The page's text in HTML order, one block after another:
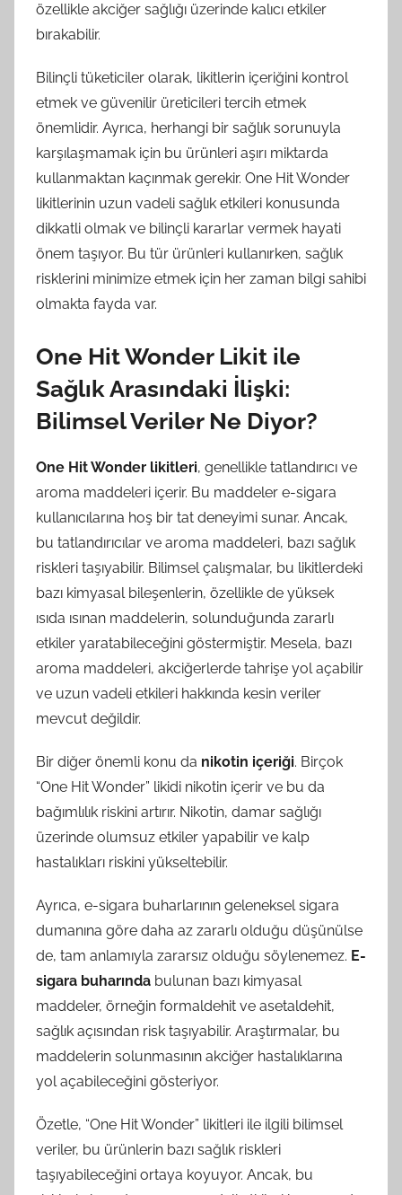
özellikle akciğer sağlığı üzerinde kalıcı etkiler
bırakabilir.
Bilinçli tüketiciler olarak, likitlerin içeriğini kontrol
etmek ve güvenilir üreticileri tercih etmek
önemlidir. Ayrıca, herhangi bir sağlık sorunuyla
karşılaşmamak için bu ürünleri aşırı miktarda
kullanmaktan kaçınmak gerekir. One Hit Wonder
likitlerinin uzun vadeli sağlık etkileri konusunda
dikkatli olmak ve bilinçli kararlar vermek hayati
önem taşıyor. Bu tür ürünleri kullanırken, sağlık
risklerini minimize etmek için her zaman bilgi sahibi
olmakta fayda var.
One Hit Wonder Likit ile
Sağlık Arasındaki İlişki:
Bilimsel Veriler Ne Diyor?
One Hit Wonder likitleri, genellikle tatlandırıcı ve
aroma maddeleri içerir. Bu maddeler e-sigara
kullanıcılarına hoş bir tat deneyimi sunar. Ancak,
bu tatlandırıcılar ve aroma maddeleri, bazı sağlık
riskleri taşıyabilir. Bilimsel çalışmalar, bu likitlerdeki
bazı kimyasal bileşenlerin, özellikle de yüksek
ısıda ısınan maddelerin, solunduğunda zararlı
etkiler yaratabileceğini göstermiştir. Mesela, bazı
aroma maddeleri, akciğerlerde tahrişe yol açabilir
ve uzun vadeli etkileri hakkında kesin veriler
mevcut değildir.
Bir diğer önemli konu da nikotin içeriği. Birçok
“One Hit Wonder” likidi nikotin içerir ve bu da
bağımlılık riskini artırır. Nikotin, damar sağlığı
üzerinde olumsuz etkiler yapabilir ve kalp
hastalıkları riskini yükseltebilir.
Ayrıca, e-sigara buharlarının geleneksel sigara
dumanına göre daha az zararlı olduğu düşünülse
de, tam anlamıyla zararsız olduğu söylenemez. E-
sigara buharında bulunan bazı kimyasal
maddeler, örneğin formaldehit ve asetaldehit,
sağlık açısından risk taşıyabilir. Araştırmalar, bu
maddelerin solunmasının akciğer hastalıklarına
yol açabileceğini gösteriyor.
Özetle, “One Hit Wonder” likitleri ile ilgili bilimsel
veriler, bu ürünlerin bazı sağlık riskleri
taşıyabileceğini ortaya koyuyor. Ancak, bu